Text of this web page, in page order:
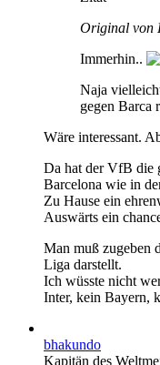
Original von
Immerhin..
Naja
gegen Barca
Wäre interessant.
Da hat der VfB die
Barcelona wie in
Zu Hause ein
Auswärts ein
Man muß zugeben
Liga darstellt.
Ich wüsste nicht
Inter, kein Bayern,
bhakundo
Kapitän des